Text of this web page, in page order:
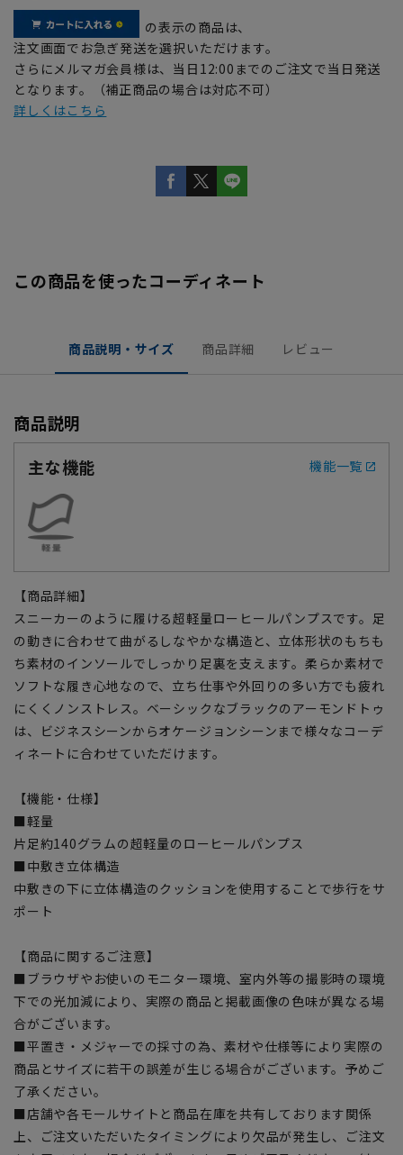
の表示の商品は、
注文画面でお急ぎ発送を選択いただけます。
さらにメルマガ会員様は、当日12:00までのご注文で当日発送
となります。（補正商品の場合は対応不可）
詳しくはこちら
この商品を使ったコーディネート
商品説明・サイズ 商品詳細 レビュー
商品説明
主な機能
機能一覧
【商品詳細】
スニーカーのように履ける超軽量ローヒールパンプスです。足
の動きに合わせて曲がるしなやかな構造と、立体形状のもちも
ち素材のインソールでしっかり足裏を支えます。柔らか素材で
ソフトな履き心地なので、立ち仕事や外回りの多い方でも疲れ
にくくノンストレス。ベーシックなブラックのアーモンドトゥ
は、ビジネスシーンからオケージョンシーンまで様々なコーデ
ィネートに合わせていただけます。
【機能・仕様】
■軽量
片足約140グラムの超軽量のローヒールパンプス
■中敷き立体構造
中敷きの下に立体構造のクッションを使用することで歩行をサ
ポート
【商品に関するご注意】
■ブラウザやお使いのモニター環境、室内外等の撮影時の環境
下での光加減により、実際の商品と掲載画像の色味が異なる場
合がございます。
■平置き・メジャーでの採寸の為、素材や仕様等により実際の
商品とサイズに若干の誤差が生じる場合がございます。予めご
了承ください。
■店舗や各モールサイトと商品在庫を共有しております関係
上、ご注文いただいたタイミングにより欠品が発生し、ご注文